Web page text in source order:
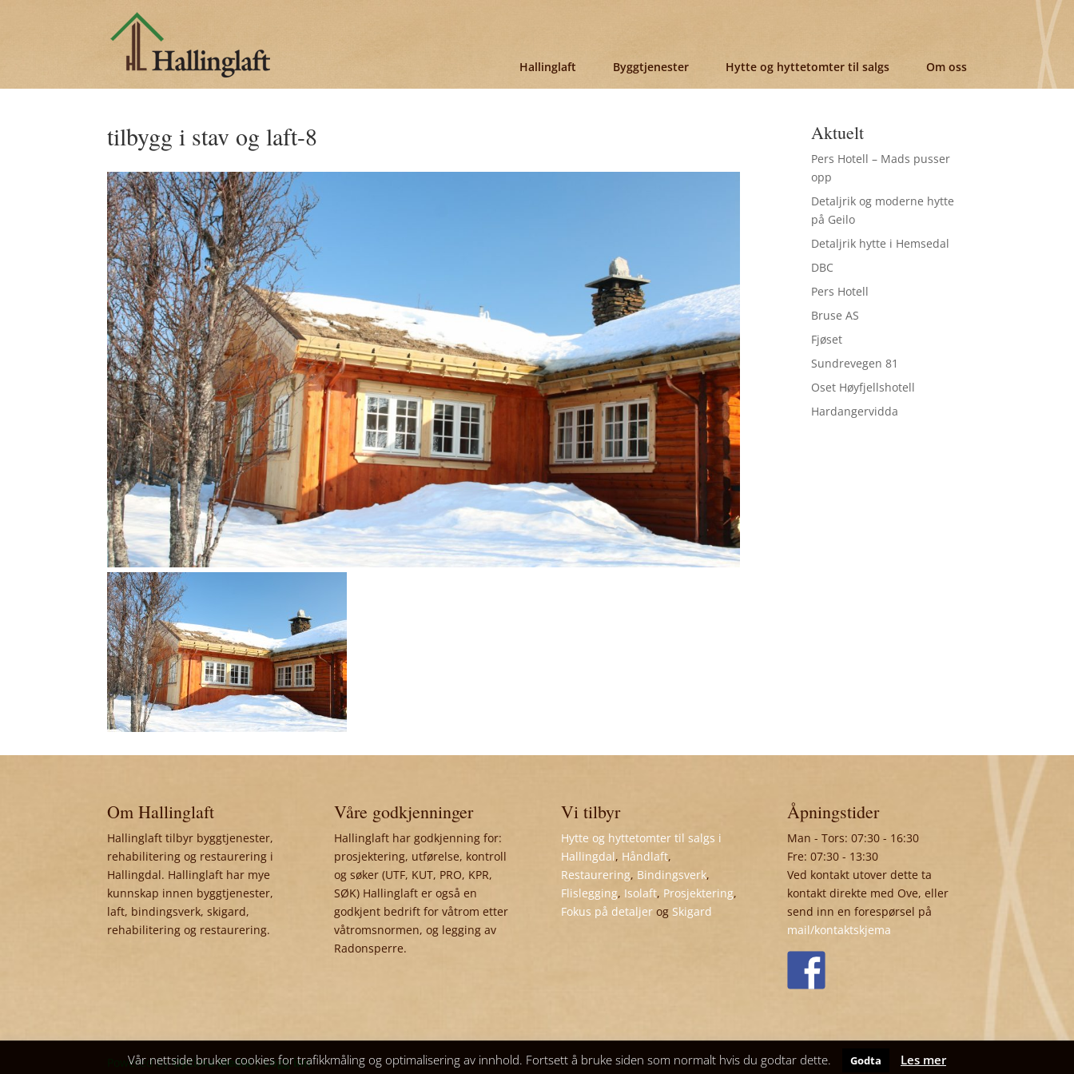
Hallinglaft Byggtjenester Hytte og hyttetomter til salgs Om oss
tilbygg i stav og laft-8 Aktuelt
Pers Hotell – Mads pusser
opp
Detaljrik og moderne hytte
på Geilo
Detaljrik hytte i Hemsedal
DBC
Pers Hotell
Bruse AS
Fjøset
Sundrevegen 81
Oset Høyfjellshotell
Hardangervidda
Om Hallinglaft
Hallinglaft tilbyr byggtjenester,
rehabilitering og restaurering i
Hallingdal. Hallinglaft har mye
kunnskap innen byggtjenester,
laft, bindingsverk, skigard,
rehabilitering og restaurering.
Våre godkjenninger
Hallinglaft har godkjenning for:
prosjektering, utførelse, kontroll
og søker (UTF, KUT, PRO, KPR,
SØK) Hallinglaft er også en
godkjent bedrift for våtrom etter
våtromsnormen, og legging av
Radonsperre.
Vi tilbyr
Hytte og hyttetomter til salgs i
Hallingdal, Håndlaft,
Restaurering, Bindingsverk,
Flislegging, Isolaft, Prosjektering,
Fokus på detaljerog Skigard
Åpningstider
Man - Tors: 07:30 - 16:30
Fre: 07:30 - 13:30
Ved kontakt utover dette ta
kontakt direkte med Ove, eller
send inn en forespørsel på
mail/kontaktskjema
Powered byOptima Media|Logg inn
Vår nettside bruker cookies for trafikkmåling og optimalisering av innhold. Fortsett å bruke siden som normalt hvis du godtar dette. Godta Les mer